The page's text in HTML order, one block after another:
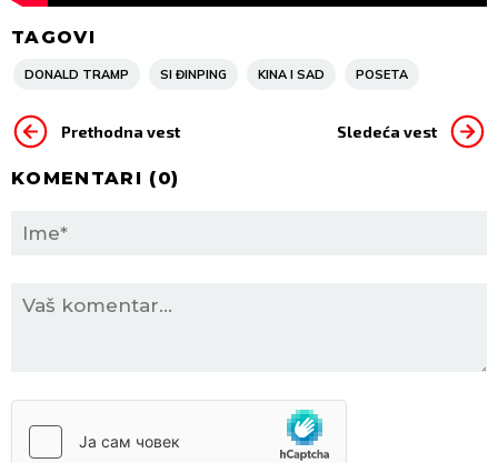
TAGOVI
DONALD TRAMP SI ĐINPING KINA I SAD POSETA
Prethodna vest Sledeća vest
KOMENTARI (0)